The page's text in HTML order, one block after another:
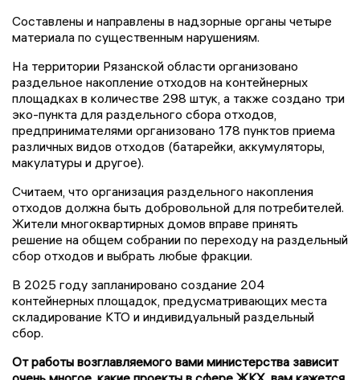
Составлены и направлены в надзорные органы четыре
материала по существенным нарушениям.
На территории Рязанской области организовано
раздельное накопление отходов на контейнерных
площадках в количестве 298 штук, а также создано три
эко-пункта для раздельного сбора отходов,
предпринимателями организовано 178 пунктов приема
различных видов отходов (батарейки, аккумуляторы,
макулатуры и другое).
Считаем, что организация раздельного накопления
отходов должна быть добровольной для потребителей.
Жители многоквартирных домов вправе принять
решение на общем собрании по переходу на раздельный
сбор отходов и выбрать любые фракции.
В 2025 году запланировано создание 204
контейнерных площадок, предусматривающих места
складирование КТО и индивидуальный раздельный
сбор.
От работы возглавляемого вами министерства зависит